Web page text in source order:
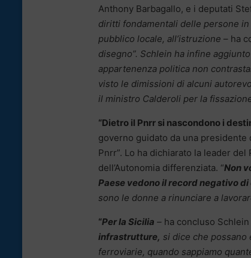
Anthony Barbagallo, e i deputati
diritti fondamentali delle persone in
pubblico locale, all’istruzione – ha
disegno”. Schlein ha infine
appartenenza politica non
visto le dimissioni di alcuni
il ministro Calderoli per la
“Dietro il Pnrr si nascondono i
governo guidato da una
Pnrr”. Lo ha dichiarato la leader
dell’Autonomia differenziata. “Non
Paese vedono il record negativo
sono le donne a rinunciare a
“Per la Sicilia – ha concluso Schlein
infrastrutture, si dice che
ferroviarie, quando sappiamo